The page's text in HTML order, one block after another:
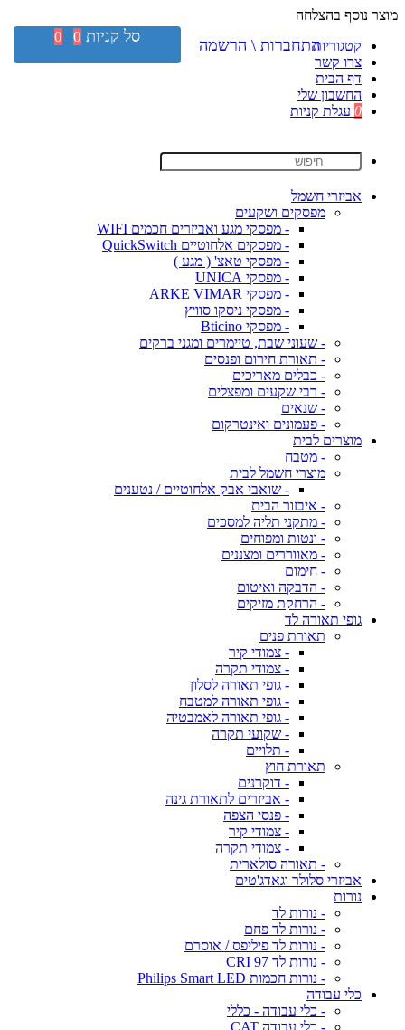
מוצר נוסף בהצלחה
קטגוריות
צרו קשר
דף הבית
החשבון שלי
0 עגלת קניות
אביזרי חשמל
מפסקים ושקעים
- מפסקי מגע ואביזרים חכמים WIFI
- מפסקים אלחוטיים QuickSwitch
- מפסקי טאצ' ( מגע )
- מפסקי UNICA
- מפסקי ARKE VIMAR
- מפסקי ניסקו סוויץ
- מפסקי Bticino
- שעוני שבת, טיימרים ומגני ברקים
- תאורת חירום ופנסים
- כבלים מאריכים
- רבי שקעים ומפצלים
- שנאים
- פעמונים ואינטרקום
מוצרים לבית
- מטבח
מוצרי חשמל לבית
- שואבי אבק אלחוטיים / נטענים
- איבזור הבית
- מתקני תליה למסכים
- ונטות ומפוחים
- מאווררים ומצננים
- חימום
- הדבקה ואיטום
- הרחקת מזיקים
גופי תאורה לד
תאורת פנים
- צמודי קיר
- צמודי תקרה
- גופי תאורה לסלון
- גופי תאורה למטבח
- גופי תאורה לאמבטיה
- שקועי תקרה
- תלויים
תאורת חוץ
- דוקרנים
- אביזרים לתאורת גינה
- פנסי הצפה
- צמודי קיר
- צמודי תקרה
- תאורה סולארית
אביזרי סלולר וגאדג'טים
נורות
- נורות לד
- נורות לד פחם
- נורות לד פיליפס / אוסרם
- נורות לד CRI 97
- נורות חכמות Philips Smart LED
כלי עבודה
- כלי עבודה - כללי
- כלי עבודה CAT
התחברות \ הרשמה סל קניות 0
0